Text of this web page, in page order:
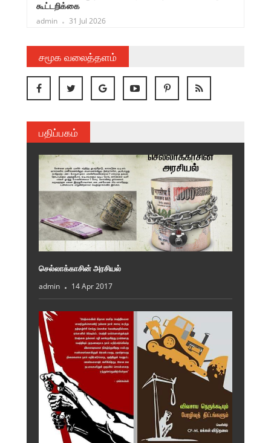
கூட்டறிக்கை
admin 31 Jul 2026
சமூக வலைத்தளம்
பதிப்பகம்
செல்லாக்காசின் அரசியல்
admin 14 Apr 2017